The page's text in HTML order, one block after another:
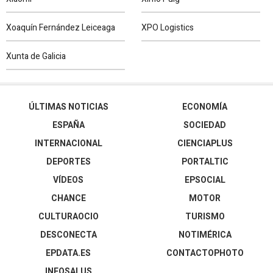
NOTIMÉRICA
TURISMO
CULTURAOCIO
DESCONECTA
MOTOR
MERCADOFINANCIERO
ES EUROPA
Xoaquín Fernández Leiceaga XPO Logistics
Xunta de Galicia
ÚLTIMAS NOTICIAS
ESPAÑA
INTERNACIONAL
DEPORTES
VÍDEOS
ECONOMÍA
SOCIEDAD
CIENCIAPLUS
PORTALTIC
EPSOCIAL
CHANCE
CULTURAOCIO
DESCONECTA
EPDATA.ES
MOTOR
TURISMO
NOTIMÉRICA
CONTACTOPHOTO